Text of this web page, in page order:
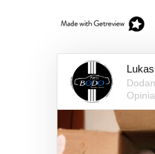
Lukas